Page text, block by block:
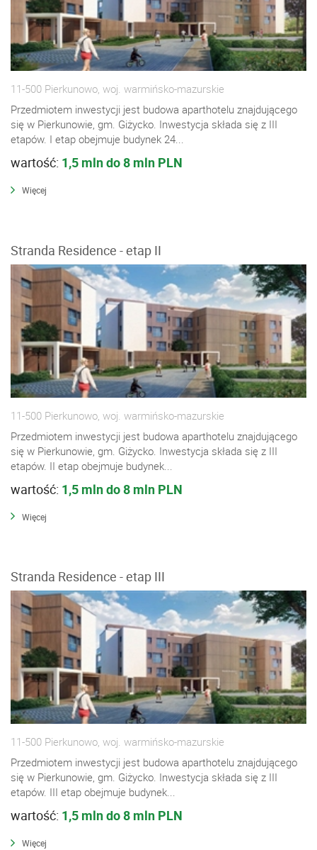
11-500 Pierkunowo, woj. warmińsko-mazurskie
Przedmiotem inwestycji jest budowa aparthotelu znajdującego
się w Pierkunowie, gm. Giżycko. Inwestycja składa się z III
etapów. I etap obejmuje budynek 24...
wartość: 1,5 mln do 8 mln PLN
Więcej
Stranda Residence - etap II
11-500 Pierkunowo, woj. warmińsko-mazurskie
Przedmiotem inwestycji jest budowa aparthotelu znajdującego
się w Pierkunowie, gm. Giżycko. Inwestycja składa się z III
etapów. II etap obejmuje budynek...
wartość: 1,5 mln do 8 mln PLN
Więcej
Stranda Residence - etap III
11-500 Pierkunowo, woj. warmińsko-mazurskie
Przedmiotem inwestycji jest budowa aparthotelu znajdującego
się w Pierkunowie, gm. Giżycko. Inwestycja składa się z III
etapów. III etap obejmuje budynek...
wartość: 1,5 mln do 8 mln PLN
Więcej